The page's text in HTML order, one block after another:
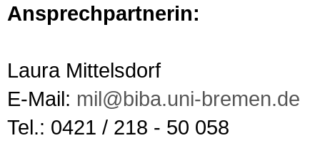
Ansprechpartnerin:
Laura Mittelsdorf
E-Mail: mil@biba.uni-bremen.de
Tel.: 0421 / 218 - 50 058